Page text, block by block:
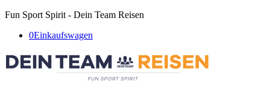
Fun Sport Spirit - Dein Team Reisen
0Einkaufswagen